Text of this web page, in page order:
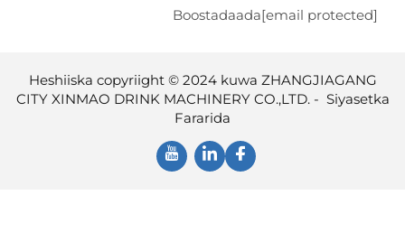
Boostadaada[email
Heshiiska copyriight © 2024 kuwa
CITY XINMAO DRINK MACHINERY CO.,LTD. -
Fararida